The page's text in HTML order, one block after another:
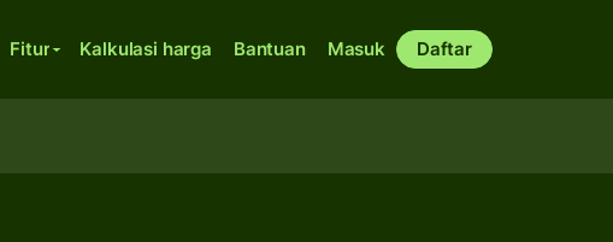
Fitur Kalkulasi harga Bantuan Masuk Daftar